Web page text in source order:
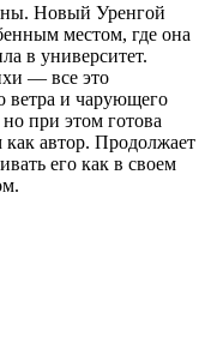
Новый Уренгой
местом, где она
в университет.
— все это
ветра и чарующего
при этом готова
автор. Продолжает
его как в своем